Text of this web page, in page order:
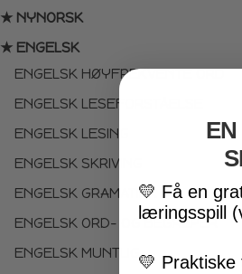
★ NYNORSK
★ ENGELSK
ENGELSK HØYFREKVENTE ORD
ENGELSK LESEFORSTÅELSE
ENGELSK LESING
ENGELSK SKRIVING
ENGELSK GRAMATIKK
ENGELSK ORD- OG BEGREPER
ENGELSK MUNTLIG
💛 Få en
læringsspill
💛 Praktiske